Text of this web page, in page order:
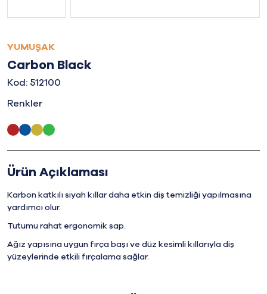
YUMUŞAK
Carbon Black
Kod: 512100
Renkler
Ürün Açıklaması
Karbon katkılı siyah kıllar daha etkin diş temizliği yapılmasına
yardımcı olur.
Tutumu rahat ergonomik sap.
Ağız yapısına uygun fırça başı ve düz kesimli kıllarıyla diş
yüzeylerinde etkili fırçalama sağlar.